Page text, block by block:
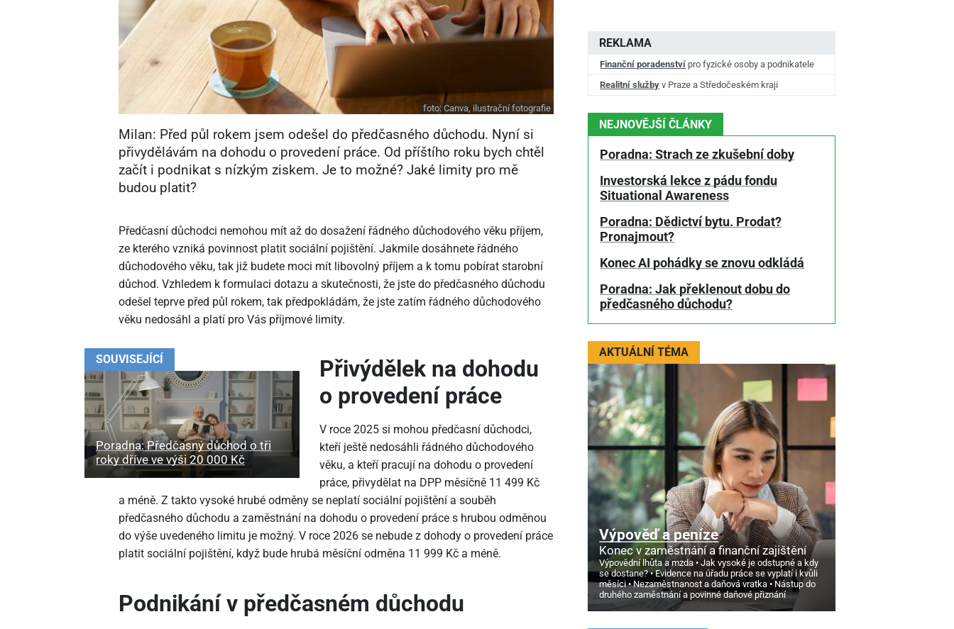
foto:Canva, ilustrační fotografie
Milan: Před půl rokem jsem odešel do předčasného důchodu. Nyní si
přivydělávám na dohodu o provedení práce. Od příštího roku bych chtěl
začít i podnikat s nízkým ziskem. Je to možné? Jaké limity pro mě
budou platit?
Předčasní důchodci nemohou mít až do dosažení řádného důchodového věku příjem,
ze kterého vzniká povinnost platit sociální pojištění. Jakmile dosáhnete řádného
důchodového věku, tak již budete moci mít libovolný příjem a k tomu pobírat starobní
důchod. Vzhledem k formulaci dotazu a skutečnosti, že jste do předčasného důchodu
odešel teprve před půl rokem, tak předpokládám, že jste zatím řádného důchodového
věku nedosáhl a platí pro Vás příjmové limity.
SOUVISEJÍCÍ
Poradna: Předčasný důchod o tři
roky dříve ve výši 20 000 Kč
Přivýdělek na dohodu
o provedení práce
V roce 2025 si mohou předčasní důchodci,
kteří ještě nedosáhli řádného důchodového
věku, a kteří pracují na dohodu o provedení
práce, přivydělat na DPP měsíčně 11 499 Kč
a méně. Z takto vysoké hrubé odměny se neplatí sociální pojištění a souběh
předčasného důchodu a zaměstnání na dohodu o provedení práce s hrubou odměnou
do výše uvedeného limitu je možný. V roce 2026 se nebude z dohody o provedení práce
platit sociální pojištění, když bude hrubá měsíční odměna 11 999 Kč a méně.
Podnikání v předčasném důchodu
REKLAMA
Finanční poradenství pro fyzické osoby a podnikatele
Realitní služby v Praze a Středočeském kraji
NEJNOVĚJŠÍ ČLÁNKY
Poradna: Strach ze zkušební doby
Investorská lekce z pádu fondu
Situational Awareness
Poradna: Dědictví bytu. Prodat?
Pronajmout?
Konec AI pohádky se znovu odkládá
Poradna: Jak překlenout dobu do
předčasného důchodu?
AKTUÁLNÍ TÉMA
Výpověď a peníze
Konec v zaměstnání a finanční zajištění
Výpovědní lhůta a mzda
Jak vysoké je odstupné a kdy
se dostane?
Evidence na úřadu práce se vyplatí i kvůli
měsíci
Nezaměstnanost a daňová vratka
Nástup do
druhého zaměstnání a povinné daňové přiznání